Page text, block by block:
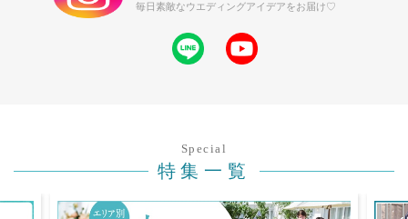
毎日素敵なウエディングアイデアをお届け♡
Special
特集一覧